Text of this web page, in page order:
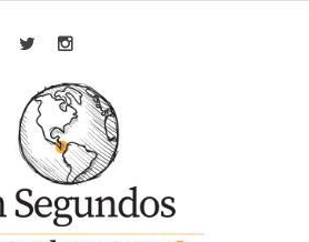
Facebook
TwitterInstagram